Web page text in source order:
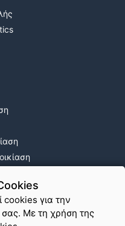
cookies για την
σας. Με τη χρήση της